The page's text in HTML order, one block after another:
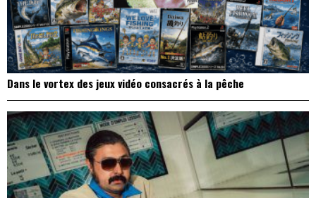
Dans le vortex des jeux vidéo consacrés à la pêche